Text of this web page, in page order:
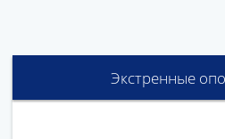
Экстренные